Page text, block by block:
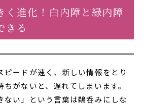
く進化！白内障と緑内障
きる
ピードが速く、新しい情報をとり
がないと、遅れてしまいます。
ない」という言葉は鵜呑みにしな